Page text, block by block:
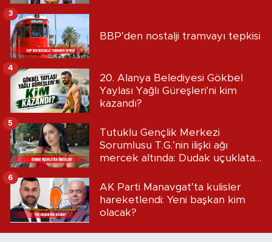
BBP’den nostalji tramvayı tepkisi
3
20. Alanya Belediyesi Gökbel
Yaylası Yağlı Güreşleri'ni kim
kazandı?
4
Tutuklu Gençlik Merkezi
Sorumlusu T.G.’nin ilişki ağı
mercek altında: Dudak uçuklatan
5
AK Parti Manavgat’ta kulisler
hareketlendi: Yeni başkan kim
olacak?
6